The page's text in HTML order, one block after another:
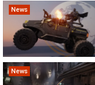
News
News